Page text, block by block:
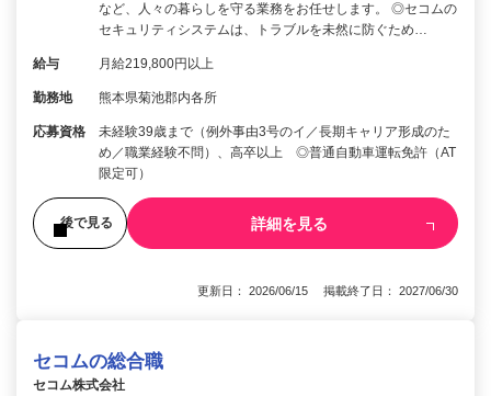
など、人々の暮らしを守る業務をお任せします。 ◎セコムの
セキュリティシステムは、トラブルを未然に防ぐため…
給与 月給219,800円以上
勤務地 熊本県菊池郡内各所
応募資格
未経験39歳まで（例外事由3号のイ／長期キャリア形成のた
め／職業経験不問）、高卒以上 ◎普通自動車運転免許（AT
限定可）
後で見る 詳細を見る
更新日： 2026/06/15 掲載終了日： 2027/06/30
セコムの総合職
セコム株式会社